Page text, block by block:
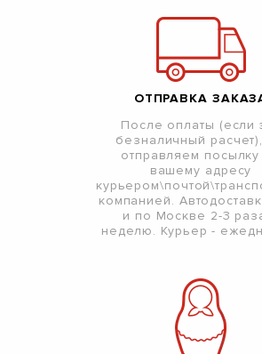
ОТПРАВКА
После оплаты (если
безналичный
отправляем посылку
вашему адресу
компанией.
и по Москве 2-3
неделю. Курьер -